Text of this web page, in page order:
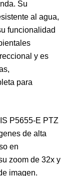
Su
al agua,
funcionalidad
y es
para
P5655-E PTZ
de alta
en
zoom de 32x y
imagen.